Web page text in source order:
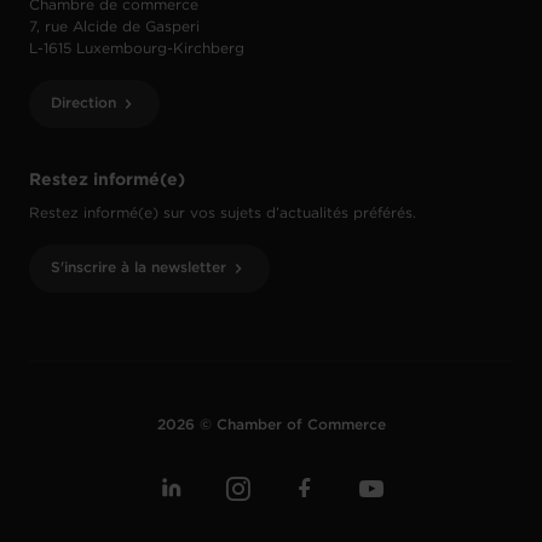
Restez informé(e)
Restez informé(e) sur vos sujets d’actualités préférés.
S'inscrire à la newsletter
Chambre de commerce
7, rue Alcide de Gasperi
L-1615 Luxembourg-Kirchberg
Direction
2026 © Chamber of Commerce